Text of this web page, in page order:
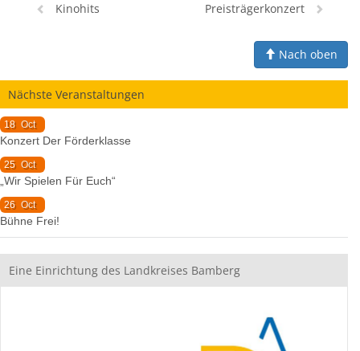
Kinohits Preisträgerkonzert
Nach oben
Nächste Veranstaltungen
18 Oct
Konzert Der Förderklasse
25 Oct
„Wir Spielen Für Euch“
26 Oct
Bühne Frei!
Eine Einrichtung des Landkreises Bamberg